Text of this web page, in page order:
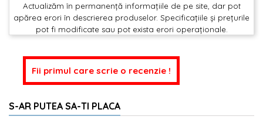
Actualizăm în permanență informațiile de pe site, dar pot
apărea erori în descrierea produselor. Specificațiile și prețurile
pot fi modificate sau pot exista erori operaționale.
Fii primul care scrie o recenzie !
S-AR PUTEA SA-TI PLACA